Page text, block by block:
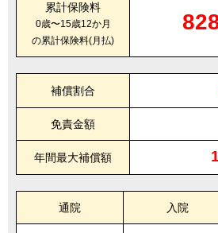
累計保険料
0歳〜15歳12か月
の累計保険料(月払)
補償割合
免責金額
年間最大補償額
通院 入院